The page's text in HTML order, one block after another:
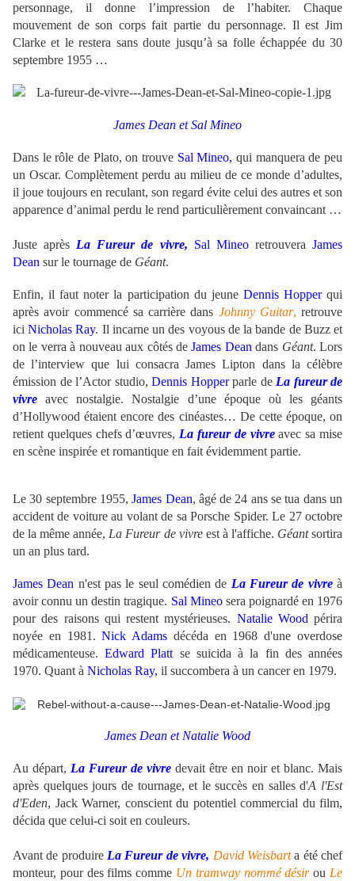
personnage, il donne l’impression de l’habiter. Chaque
mouvement de son corps fait partie du personnage. Il est Jim
Clarke et le restera sans doute jusqu’à sa folle échappée du 30
septembre 1955 …
James Dean et Sal Mineo
Dans le rôle de Plato, on trouve Sal Mineo, qui manquera de peu
un Oscar. Complètement perdu au milieu de ce monde d’adultes,
il joue toujours en reculant, son regard évite celui des autres et son
apparence d’animal perdu le rend particulièrement convaincant …
Juste après La Fureur de vivre, Sal MineoretrouveraJames
Dean sur le tournage de Géant.
Enfin, il faut noter la participation du jeune Dennis Hopperqui
après avoir commencé sa carrière dans Johnny Guitar, retrouve
iciNicholas Ray. Il incarne un des voyous de la bande de Buzz et
on le verra à nouveau aux côtés de James Dean dans Géant. Lors
de l’interview que lui consacra James Lipton dans la célèbre
émission de l’Actor studio, Dennis Hopper parle de La fureur de
vivre avec nostalgie. Nostalgie d’une époque où les géants
d’Hollywood étaient encore des cinéastes… De cette époque, on
retient quelques chefs d’œuvres, La fureur de vivre avec sa mise
en scène inspirée et romantique en fait évidemment partie.
Le 30 septembre 1955,James Dean, âgé de 24 ans se tua dans un
accident de voiture au volant de sa Porsche Spider. Le 27 octobre
de la même année, La Fureur de vivreest à l'affiche. Géantsortira
un an plus tard.
James Dean n'est pas le seul comédien de La Fureur de vivreà
avoir connu un destin tragique. Sal Mineosera poignardé en 1976
pour des raisons qui restent mystérieuses. Natalie Wood périra
noyée en 1981.Nick Adams décéda en 1968 d'une overdose
médicamenteuse.Edward Platt se suicida à la fin des années
1970. Quant à Nicholas Ray, il succombera à un cancer en 1979.
James Dean et Natalie Wood
Au départ, La Fureur de vivre devait être en noir et blanc. Mais
après quelques jours de tournage, et le succès en salles d'A l'Est
d'Eden, Jack Warner, conscient du potentiel commercial du film,
décida que celui-ci soit en couleurs.
Avant de produire La Fureur de vivre, David Weisbarta été chef
monteur, pour des films comme Un tramway nommé désirou Le